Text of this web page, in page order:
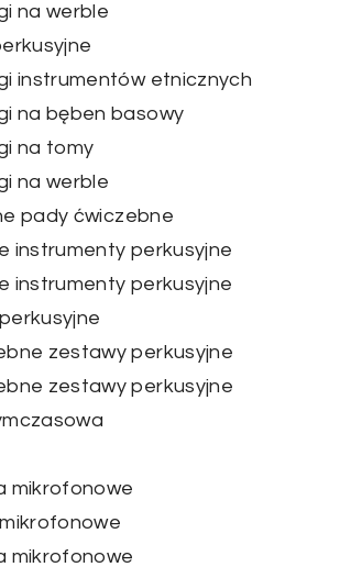
na werble
instrumentów etnicznych
na bęben basowy
na tomy
na werble
pady ćwiczebne
instrumenty perkusyjne
instrumenty perkusyjne
zestawy perkusyjne
zestawy perkusyjne
mikrofonowe
mikrofonowe